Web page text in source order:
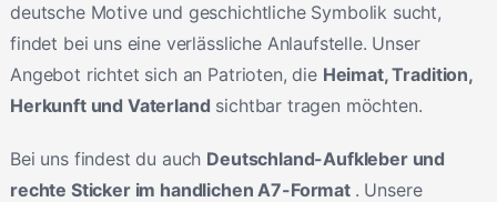
deutsche Motive und geschichtliche Symbolik sucht,
findet bei uns eine verlässliche Anlaufstelle. Unser
Angebot richtet sich an Patrioten, die Heimat, Tradition,
Herkunft und Vaterland sichtbar tragen möchten.
Bei uns findest du auch Deutschland-Aufkleber und
rechte Sticker im handlichen A7-Format . Unsere